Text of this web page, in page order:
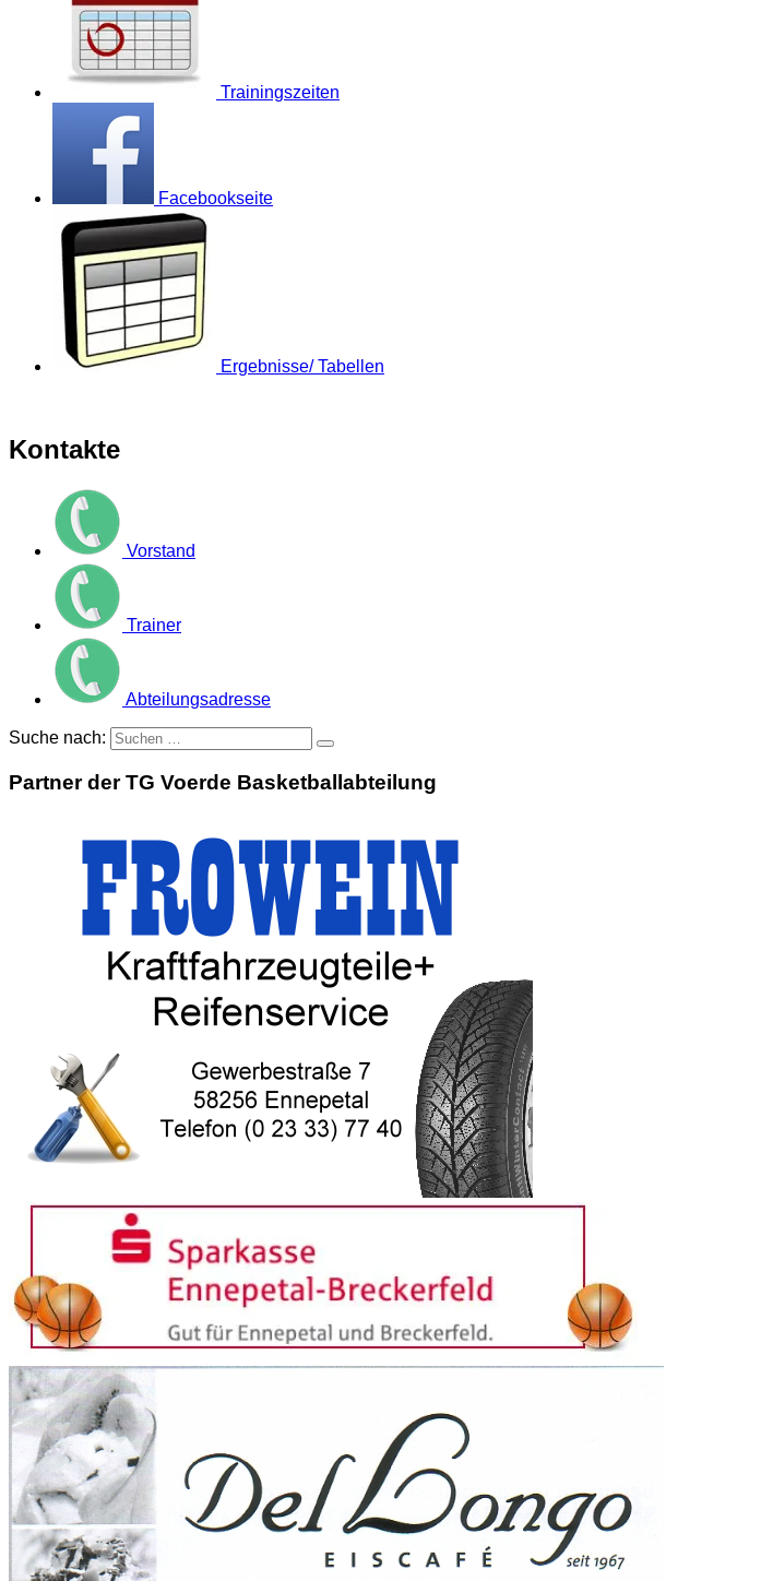
Trainingszeiten
Facebookseite
Ergebnisse/ Tabellen
Kontakte
Vorstand
Trainer
Abteilungsadresse
Suche nach:
Partner der TG Voerde Basketballabteilung